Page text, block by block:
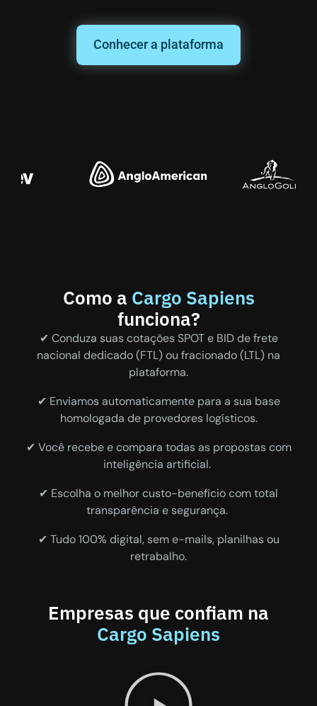
Conhecer a plataforma
Como a Cargo Sapiens
funciona?
✔ Conduza suas cotações SPOT e BID de frete
nacional dedicado (FTL) ou fracionado (LTL) na
plataforma.
✔ Enviamos automaticamente para a sua base
homologada de provedores logísticos.
✔ Você recebe e compara todas as propostas com
inteligência artificial.
✔ Escolha o melhor custo-benefício com total
transparência e segurança.
✔ Tudo 100% digital, sem e-mails, planilhas ou
retrabalho.
Empresas que confiam na
Cargo Sapiens